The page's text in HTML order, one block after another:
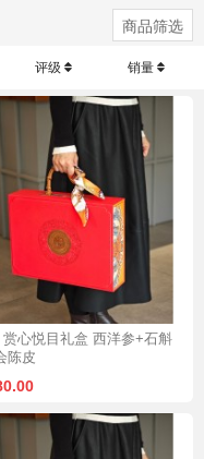
商品筛选
评级 销量
赏心悦目礼盒 西洋参+石斛
陈皮